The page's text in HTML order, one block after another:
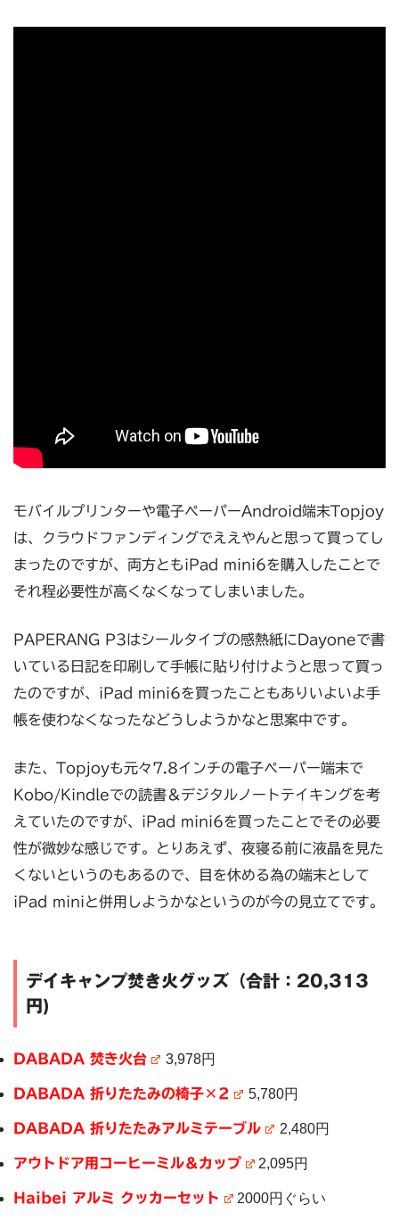
モバイルプリンターや電子ペーパーAndroid端末Topjoy
は、クラウドファンディングでええやんと思って買ってし
まったのですが、両方ともiPad mini6を購入したことで
それ程必要性が高くなくなってしまいました。
PAPERANG P3はシールタイプの感熱紙にDayoneで書
いている日記を印刷して手帳に貼り付けようと思って買っ
たのですが、iPad mini6を買ったこともありいよいよ手
帳を使わなくなったなどうしようかなと思案中です。
また、Topjoyも元々7.8インチの電子ペーパー端末で
Kobo/Kindleでの読書＆デジタルノートテイキングを考
えていたのですが、iPad mini6を買ったことでその必要
性が微妙な感じです。とりあえず、夜寝る前に液晶を見た
くないというのもあるので、目を休める為の端末として
iPad miniと併用しようかなというのが今の見立てです。
デイキャンプ焚き火グッズ（合計：20,313
円)
DABADA 焚き火台 3,978円
DABADA 折りたたみの椅子×2 5,780円
DABADA 折りたたみアルミテーブル 2,480円
アウトドア用コーヒーミル＆カップ 2,095円
Haibei アルミ クッカーセット 2000円ぐらい